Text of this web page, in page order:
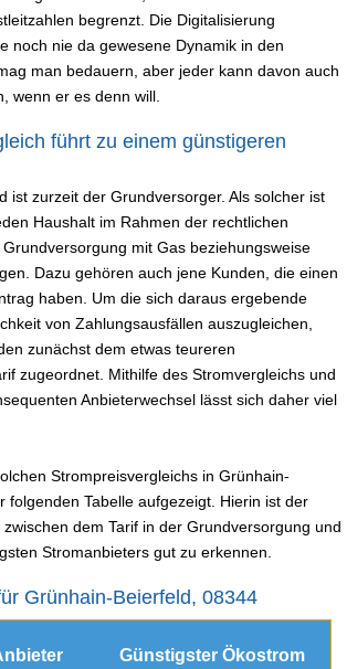
begrenzt. Die Digitalisierung
noch nie da gewesene Dynamik in den
man bedauern, aber jeder kann davon auch
wenn er es denn will.
führt zu einem günstigeren
ist zurzeit der Grundversorger. Als solcher ist
Haushalt im Rahmen der rechtlichen
mit Gas beziehungsweise
Dazu gehören auch jene Kunden, die einen
haben. Um die sich daraus ergebende
von Zahlungsausfällen auszugleichen,
zunächst dem etwas teureren
zugeordnet. Mithilfe des Stromvergleichs und
Anbieterwechsel lässt sich daher viel
Strompreisvergleichs in Grünhain-
folgenden Tabelle aufgezeigt. Hierin ist der
dem Tarif in der Grundversorgung und
Stromanbieters gut zu erkennen.
Grünhain-Beierfeld, 08344
Günstigster Ökostrom